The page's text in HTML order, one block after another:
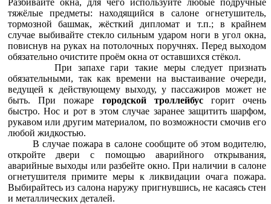
тяжёлые предметы: находящийся в салоне огнетушитель,
тормозной башмак, жёсткий дипломат и т.п.; в крайнем
случае выбивайте стекло сильным ударом ноги в угол окна,
повиснув на руках на потолочных поручнях. Перед выходом
обязательно очистите проём окна от оставшихся стёкол.
При запахе гари такие меры следует признать
обязательными, так как времени на выстаивание очереди,
ведущей к действующему выходу, у пассажиров может не
быть. При пожаре городской троллейбусгорит очень
быстро. Нос и рот в этом случае заранее защитить шарфом,
рукавом или другим материалом, по возможности смочив его
любой жидкостью.
В случае пожара в салоне сообщите об этом водителю,
откройте двери с помощью аварийного открывания,
аварийные выходы или разбейте окно. При наличии в салоне
огнетушителя примите меры к ликвидации очага пожара.
Выбирайтесь из салона наружу пригнувшись, не касаясь стен
и металлических деталей.